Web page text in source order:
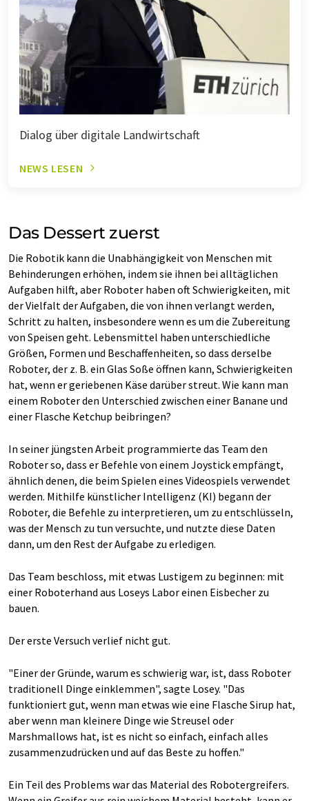
Dialog über digitale Landwirtschaft
NEWS LESEN
Das Dessert zuerst
Die Robotik kann die Unabhängigkeit von Menschen mit
Behinderungen erhöhen, indem sie ihnen bei alltäglichen
Aufgaben hilft, aber Roboter haben oft Schwierigkeiten, mit
der Vielfalt der Aufgaben, die von ihnen verlangt werden,
Schritt zu halten, insbesondere wenn es um die Zubereitung
von Speisen geht. Lebensmittel haben unterschiedliche
Größen, Formen und Beschaffenheiten, so dass derselbe
Roboter, der z. B. ein Glas Soße öffnen kann, Schwierigkeiten
hat, wenn er geriebenen Käse darüber streut. Wie kann man
einem Roboter den Unterschied zwischen einer Banane und
einer Flasche Ketchup beibringen?
In seiner jüngsten Arbeit programmierte das Team den
Roboter so, dass er Befehle von einem Joystick empfängt,
ähnlich denen, die beim Spielen eines Videospiels verwendet
werden. Mithilfe künstlicher Intelligenz (KI) begann der
Roboter, die Befehle zu interpretieren, um zu entschlüsseln,
was der Mensch zu tun versuchte, und nutzte diese Daten
dann, um den Rest der Aufgabe zu erledigen.
Das Team beschloss, mit etwas Lustigem zu beginnen: mit
einer Roboterhand aus Loseys Labor einen Eisbecher zu
bauen.
Der erste Versuch verlief nicht gut.
"Einer der Gründe, warum es schwierig war, ist, dass Roboter
traditionell Dinge einklemmen", sagte Losey. "Das
funktioniert gut, wenn man etwas wie eine Flasche Sirup hat,
aber wenn man kleinere Dinge wie Streusel oder
Marshmallows hat, ist es nicht so einfach, einfach alles
zusammenzudrücken und auf das Beste zu hoffen."
Ein Teil des Problems war das Material des Robotergreifers.